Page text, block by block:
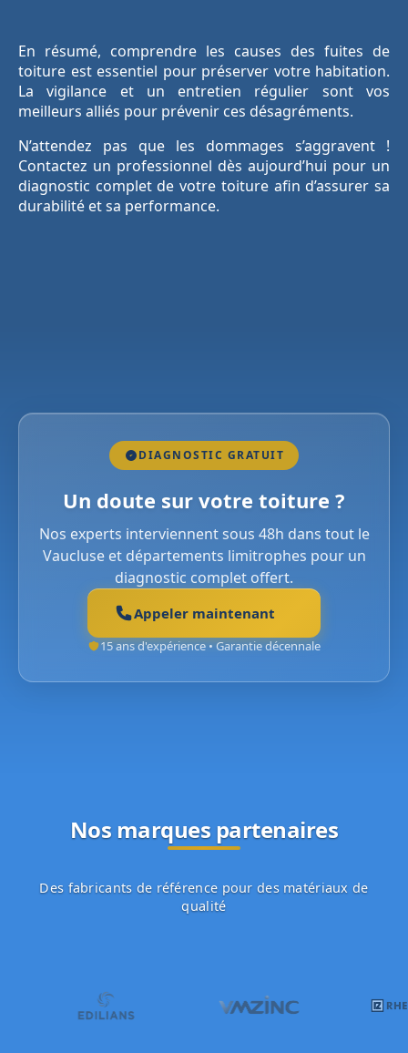
En résumé, comprendre les causes des fuites de
toiture est essentiel pour préserver votre habitation.
La vigilance et un entretien régulier sont vos
meilleurs alliés pour prévenir ces désagréments.
N’attendez pas que les dommages s’aggravent !
Contactez un professionnel dès aujourd’hui pour un
diagnostic complet de votre toiture afin d’assurer sa
durabilité et sa performance.
DIAGNOSTIC GRATUIT
Un doute sur votre toiture ?
Nos experts interviennent sous 48h dans tout le
Vaucluse et départements limitrophes pour un
diagnostic complet offert.
Appeler maintenant
15 ans d'expérience • Garantie décennale
Nos marques partenaires
Des fabricants de référence pour des matériaux de
qualité